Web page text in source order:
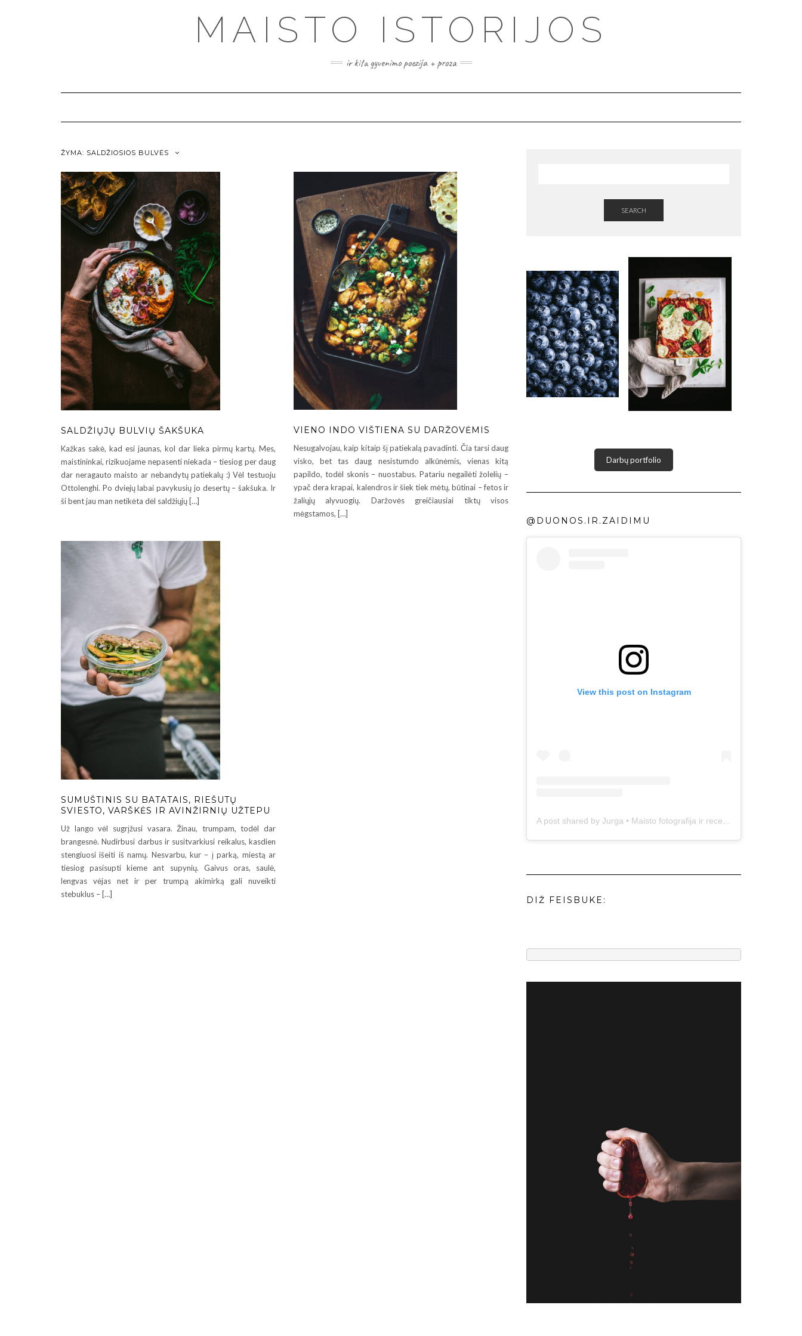
MAISTO ISTORIJOS
ir kita gyvenimo poezija + proza
ŽYMA: SALDŽIOSIOS BULVĖS
SALDŽIŲJŲ BULVIŲ ŠAKŠUKA
Kažkas sakė, kad esi jaunas, kol dar lieka pirmų kartų. Mes,
maistininkai, rizikuojame nepasenti niekada – tiesiog per daug
dar neragauto maisto ar nebandytų patiekalų :) Vėl testuoju
Ottolenghi. Po dviejų labai pavykusių jo desertų – šakšuka. Ir
ši bent jau man netikėta dėl saldžiųjų […]
VIENO INDO VIŠTIENA SU DARŽOVĖMIS
Nesugalvojau, kaip kitaip šį patiekalą pavadinti. Čia tarsi daug
visko, bet tas daug nesistumdo alkūnėmis, vienas kitą
papildo, todėl skonis – nuostabus. Patariu negailėti žolelių –
ypač dera krapai, kalendros ir šiek tiek mėtų, būtinai – fetos ir
žaliųjų alyvuogių. Daržovės greičiausiai tiktų visos
mėgstamos, […]
SUMUŠTINIS SU BATATAIS, RIEŠUTŲ
SVIESTO, VARŠKĖS IR AVINŽIRNIŲ UŽTEPU
Už lango vėl sugrįžusi vasara. Žinau, trumpam, todėl dar
brangesnė. Nudirbusi darbus ir susitvarkiusi reikalus, kasdien
stengiuosi išeiti iš namų. Nesvarbu, kur – į parką, miestą ar
tiesiog pasisupti kieme ant supynių. Gaivus oras, saulė,
lengvas vėjas net ir per trumpą akimirką gali nuveikti
stebuklus – […]
SEARCH
Darbų portfolio
@DUONOS.IR.ZAIDIMU
View this post on Instagram
DIŽ FEISBUKE: